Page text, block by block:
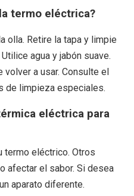
termo eléctrica?
olla. Retire la tapa y limpie
agua y jabón suave.
volver a usar. Consulte el
de limpieza especiales.
eléctrica para
termo eléctrico. Otros
afectar el sabor. Si desea
aparato diferente.